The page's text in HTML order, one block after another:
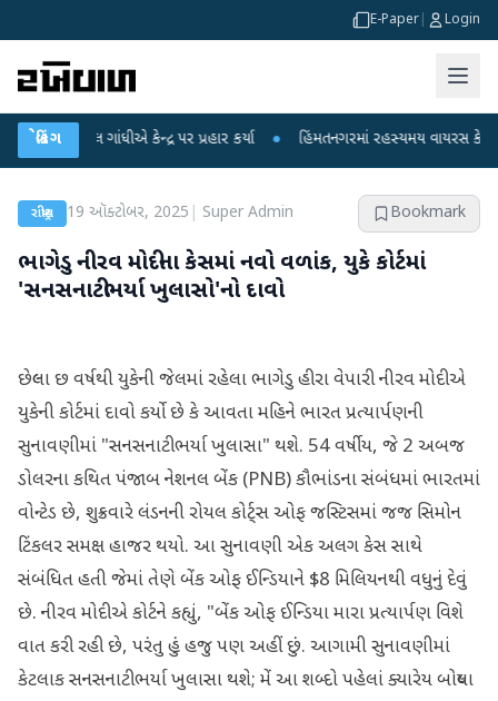
E-Paper Login
બ્રેકિંગ
રાહુલ ગાંધીએ કેન્દ્ર પર પ્રહાર કર્યા ● હિંમતનગરમાં રહસ્યમય વાયરસ કે ચાંદીપુરા? 6
રાષ્ટ્રીય 19 ઑક્ટોબર, 2025 Super Admin Bookmark
ભાગેડુ નીરવ મોદીના કેસમાં નવો વળાંક, યુકે કોર્ટમાં
'સનસનાટીભર્યા ખુલાસો'નો દાવો
છેલ્લા છ વર્ષથી યુકેની જેલમાં રહેલા ભાગેડુ હીરા વેપારી નીરવ મોદીએ
યુકેની કોર્ટમાં દાવો કર્યો છે કે આવતા મહિને ભારત પ્રત્યાર્પણની
સુનાવણીમાં "સનસનાટીભર્યા ખુલાસા" થશે. 54 વર્ષીય, જે 2 અબજ
ડોલરના કથિત પંજાબ નેશનલ બેંક (PNB) કૌભાંડના સંબંધમાં ભારતમાં
વોન્ટેડ છે, શુક્રવારે લંડનની રોયલ કોર્ટ્સ ઓફ જસ્ટિસમાં જજ સિમોન
ટિંકલર સમક્ષ હાજર થયો. આ સુનાવણી એક અલગ કેસ સાથે
સંબંધિત હતી જેમાં તેણે બેંક ઓફ ઈન્ડિયાને $8 મિલિયનથી વધુનું દેવું
છે. નીરવ મોદીએ કોર્ટને કહ્યું, "બેંક ઓફ ઈન્ડિયા મારા પ્રત્યાર્પણ વિશે
વાત કરી રહી છે, પરંતુ હું હજુ પણ અહીં છું. આગામી સુનાવણીમાં
કેટલાક સનસનાટીભર્યા ખુલાસા થશે; મેં આ શબ્દો પહેલાં ક્યારેય બોલ્યા